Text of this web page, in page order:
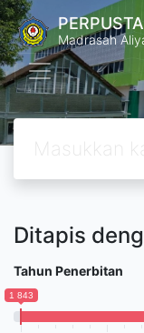
Madrasah
Ditapis
Tahun Penerbitan
1 843